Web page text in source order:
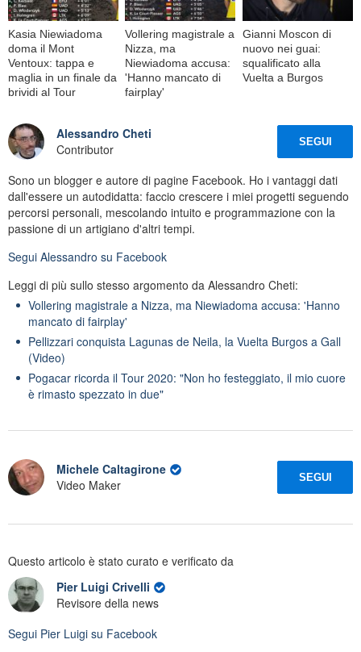
Kasia Niewiadoma
doma il Mont
Ventoux: tappa e
maglia in un finale da
brividi al Tour
Vollering magistrale a
Nizza, ma
Niewiadoma accusa:
'Hanno mancato di
fairplay'
Gianni Moscon di
nuovo nei guai:
squalificato alla
Vuelta a Burgos
Alessandro Cheti
Contributor
SEGUI
Sono un blogger e autore di pagine Facebook. Ho i vantaggi dati
dall'essere un autodidatta: faccio crescere i miei progetti seguendo
percorsi personali, mescolando intuito e programmazione con la
passione di un artigiano d'altri tempi.
Segui Alessandro su Facebook
Leggi di più sullo stesso argomento da Alessandro Cheti:
Vollering magistrale a Nizza, ma Niewiadoma accusa: 'Hanno
mancato di fairplay'
Pellizzari conquista Lagunas de Neila, la Vuelta Burgos a Gall
(Video)
Pogacar ricorda il Tour 2020: "Non ho festeggiato, il mio cuore
è rimasto spezzato in due"
Michele Caltagirone
Video Maker
SEGUI
Questo articolo è stato curato e verificato da
Pier Luigi Crivelli
Revisore della news
Segui Pier Luigi su Facebook